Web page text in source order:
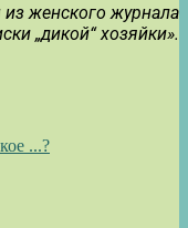
женского журнала
„дикой“ хозяйки».
...?